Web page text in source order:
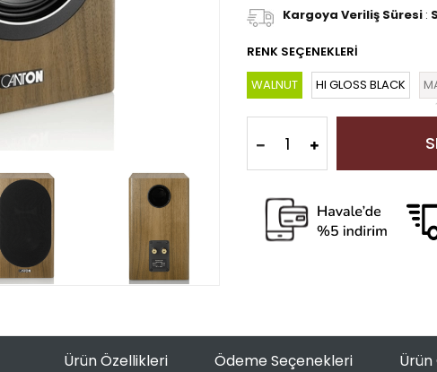
Kargoya Veriliş Süresi :
RENK SEÇENEKLERİ
WALNUT
HI GLOSS BLACK
Ürün Özellikleri Ödeme Seçenekleri